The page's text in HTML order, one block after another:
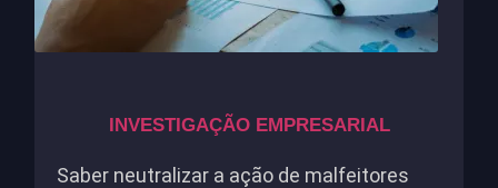
INVESTIGAÇÃO EMPRESARIAL
Saber neutralizar a ação de malfeitores